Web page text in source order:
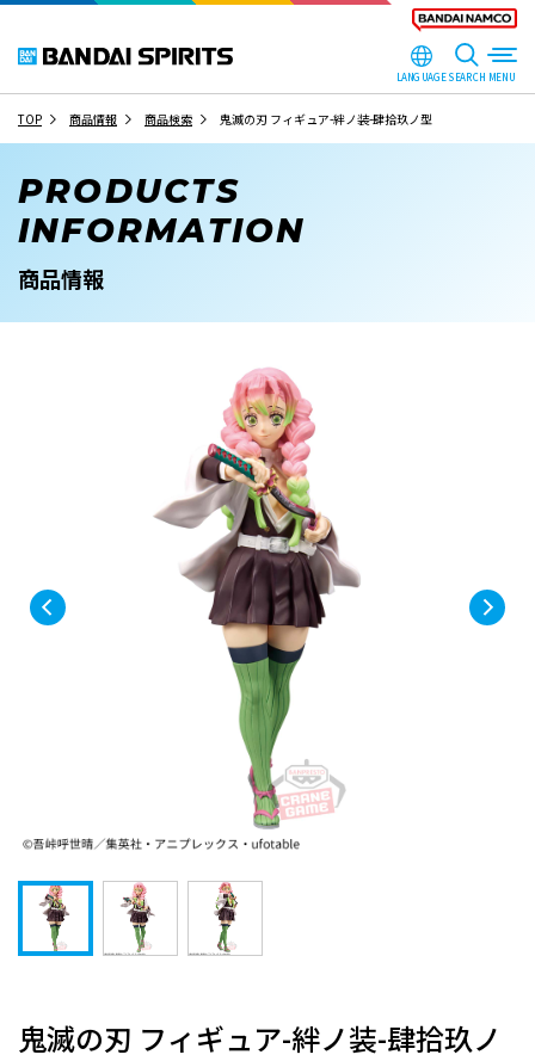
LANGUAGESEARCH
TOP 商品情報 商品検索 鬼滅の刃 フィギュア-絆ノ装-肆拾玖ノ型
PRODUCTS
INFORMATION
商品情報
鬼滅の刃 フィギュア-絆ノ装-肆拾玖ノ